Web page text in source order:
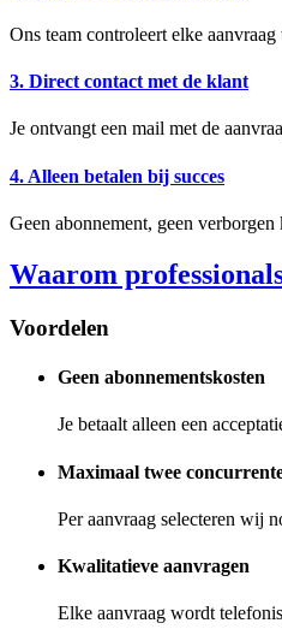
Ons team controleert elke
3. Direct contact met de klant
Je ontvangt een mail met de
4. Alleen betalen bij succes
Geen abonnement, geen verborgen
Waarom
Voordelen
Geen abonnementskosten
Je betaalt alleen een
Maximaal twee
Per aanvraag selecteren wij
Kwalitatieve aanvragen
Elke aanvraag wordt